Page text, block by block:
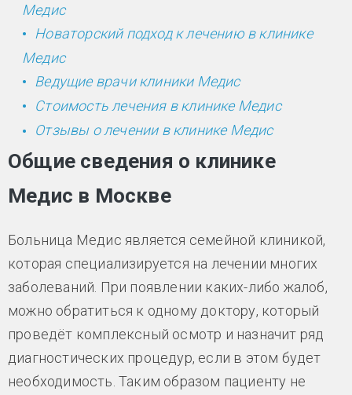
Медис
Новаторский подход к лечению в клинике
Медис
Ведущие врачи клиники Медис
Стоимость лечения в клинике Медис
Отзывы о лечении в клинике Медис
Общие сведения о клинике
Медис в Москве
Больница Медис является семейной клиникой,
которая специализируется на лечении многих
заболеваний. При появлении каких-либо жалоб,
можно обратиться к одному доктору, который
проведёт комплексный осмотр и назначит ряд
диагностических процедур, если в этом будет
необходимость. Таким образом пациенту не